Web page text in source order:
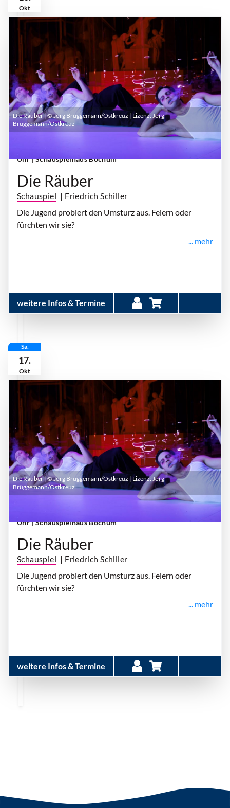
Okt
Uhr| Schauspielhaus Bochum
Die Räuber
Schauspiel | Friedrich Schiller
Die Jugend probiert den Umsturz aus. Feiern oder
fürchten wir sie?
... mehr
weitere Infos & Termine
Die Räuber | © Jörg Brüggemann/Ostkreuz | Lizenz:Jörg
Brüggemann/Ostkreuz
Sa.
17.
Okt
Uhr| Schauspielhaus Bochum
Die Räuber
Schauspiel | Friedrich Schiller
Die Jugend probiert den Umsturz aus. Feiern oder
fürchten wir sie?
... mehr
weitere Infos & Termine
Die Räuber | © Jörg Brüggemann/Ostkreuz | Lizenz:Jörg
Brüggemann/Ostkreuz